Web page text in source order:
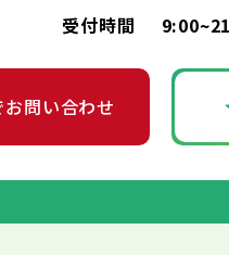
受付時間
お問い合わせ